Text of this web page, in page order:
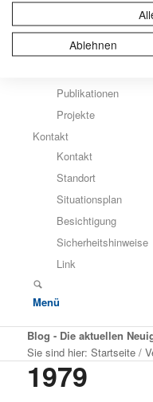
Störfallmanagement
Publikationen
Publikationen
Projekte
Kontakt
Kontakt
Standort
Situationsplan
Besichtigung
Sicherheitshinweise
Link
Menü
Blog - Die aktuellen
Sie sind hier: Startseite /
1979
Ablehnen